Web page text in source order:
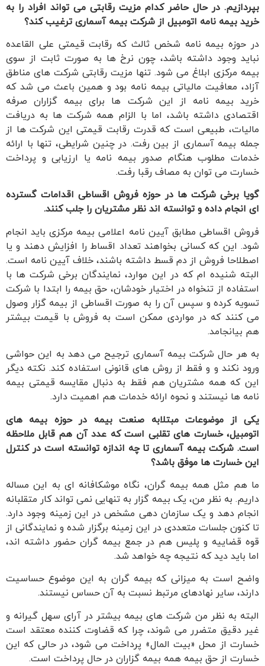
بپردازیم. در حال حاضر کدام مزیت رقابتی می تواند افراد را به
خرید بیمه نامه اتومبیل از شرکت بیمه آسماری ترغیب کند؟
در حوزه بیمه نامه شخص ثالث که رقابت قیمتی علی القاعده
نباید وجود داشته باشد، چون نرخ ها به صورت ثابت از سوی
بیمه مرکزی ابلاغ می شود. تنها مزیت رقابتی شرکت های مناطق
آزاد، معافیت مالیاتی بیمه نامه بود و همین باعث می شد که
خرید بیمه نامه از این شرکت ها برای بیمه گزاران صرفه
اقتصادی داشته باشد، اما با الزام همه شرکت ها به دریافت
مالیات، طبیعی است که قدرت رقابت قیمتی این شرکت ها از
جمله بیمه آسماری از بین رفت. در چنین شرایطی، تنها با ارائه
خدمات مطلوب هنگام صدور بیمه نامه یا ارزیابی و پرداخت
خسارت می توان به مصاف رقبا رفت.
گویا برخی شرکت ها در حوزه فروش اقساطی اقدامات گسترده
ای انجام داده و توانسته اند نظر مشتریان را جلب کنند.
فروش اقساطی مطابق آیین نامه اعلامی بیمه مرکزی باید انجام
شود. این که کسانی بخواهند تعداد اقساط را افزایش دهند و یا
اصطلاحا فروش از دم قسط داشته باشند، خلاف آیین نامه است.
البته شنیده ام که در این موارد، نمایندگان برخی شرکت ها با
استفاده از تنخواه در اختیار خودشان، حق بیمه را ابتدا با شرکت
تسویه کرده و سپس آن را به صورت اقساطی از بیمه گزار وصول
می کنند که در مواردی ممکن است به فروش با قیمت بیشتر
هم بیانجامد.
به هر حال شرکت بیمه آسماری ترجیح می دهد به این حواشی
ورود نکند و و فقط از روش های قانونی استفاده کند. نکته دیگر
این که همه مشتریان هم فقط به دنبال مقایسه قیمتی بیمه
نامه ها نیستند و نحوه ارائه خدمات هم اهمیت دارد.
یکی از موضوعات مبتلابه صنعت بیمه در حوزه بیمه های
اتومبیل، خسارت های تقلبی است که عدد آن هم قابل ملاحظه
است. شرکت بیمه آسماری تا چه اندازه توانسته است در کنترل
این خسارت ها موفق باشد؟
ما هم مثل همه بیمه گران، نگاه موشکافانه ای به این مساله
داریم. به نظر من، یک بیمه گزار به تنهایی نمی تواند کار متقلبانه
انجام دهد و یک سازمان دهی مشخص در این زمینه وجود دارد.
تا کنون جلسات متعددی در این زمینه برگزار شده و نمایندگانی از
قوه قضاییه و پلیس هم در جمع بیمه گران حضور داشته اند،
اما باید دید که نتیجه چه خواهد شد.
واضح است به میزانی که بیمه گران به این موضوع حساسیت
دارند، سایر نهادهای مرتبط نسبت به آن حساس نیستند.
البته به نظر من شرکت های بیمه بیشتر در آرای سهل گیرانه و
غیر دقیق متضرر می شوند، چرا که قضاوت کننده معتقد است
خسارت از محل «بیت المال» پرداخت می شود، در حالی که این
خسارت از حق بیمه همه بیمه گزاران در حال پرداخت است.